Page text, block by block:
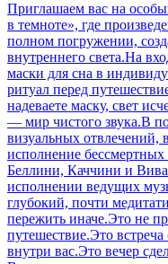
Приглашаем вас на
в темноте», где
полном погружении,
внутреннего света.На
маски для сна в
ритуал перед
надеваете маску, свет
— мир чистого звука.В
визуальных отвлечений,
исполнение
Беллини, Каччини и
исполнении ведущих
глубокий, почти
пережить иначе.Это не
путешествие.Это
внутри вас.Это вечер